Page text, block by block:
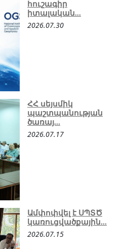
հուշագիր
իտալական...
2026.07.30
ՀՀ սեյսմիկ
պաշտպանության
ծառայ...
2026.07.17
Ամփոփվել է ՍՊՏԾ
կառուցվածքային...
2026.07.15